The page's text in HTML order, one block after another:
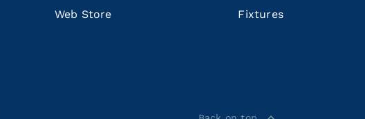
Web Store Fixtures